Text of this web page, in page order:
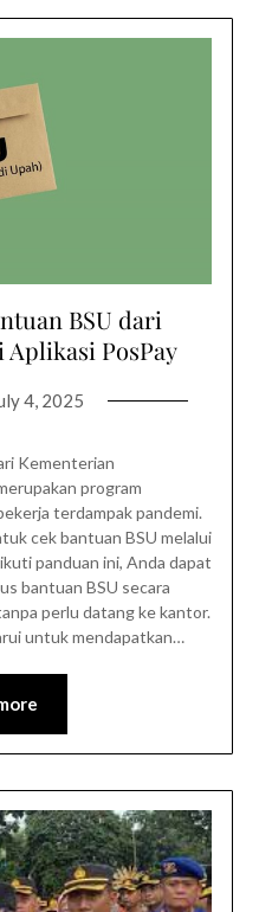
BSU dari
PosPay
4, 2025
Kementerian
program
terdampak pandemi.
cek bantuan BSU melalui
panduan ini, Anda dapat
bantuan BSU secara
perlu datang ke kantor.
untuk mendapatkan…